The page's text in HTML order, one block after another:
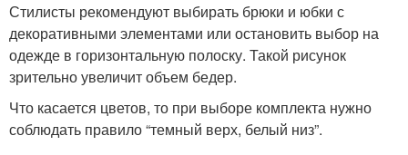
Стилисты рекомендуют выбирать брюки и юбки с
декоративными элементами или остановить выбор на
одежде в горизонтальную полоску. Такой рисунок
зрительно увеличит объем бедер.
Что касается цветов, то при выборе комплекта нужно
соблюдать правило “темный верх, белый низ”.